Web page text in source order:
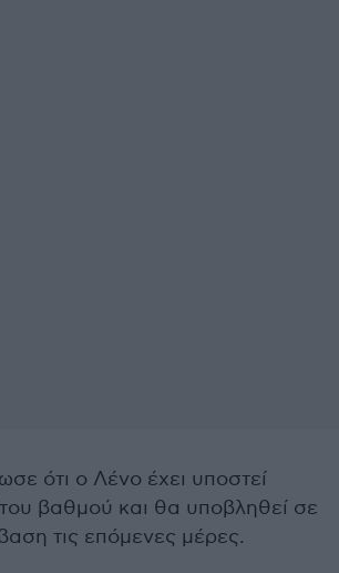
ότι ο Λένο έχει υποστεί
βαθμού και θα υποβληθεί σε
τις επόμενες μέρες.